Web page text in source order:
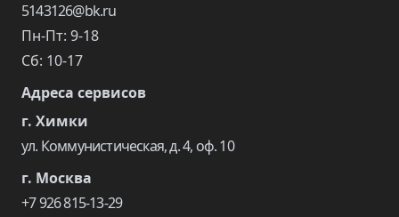
5143126@bk.ru
Пн-Пт: 9-18
Сб: 10-17
Адреса сервисов
г. Химки
ул. Коммунистическая, д. 4, оф. 10
г. Москва
+7 926 815-13-29